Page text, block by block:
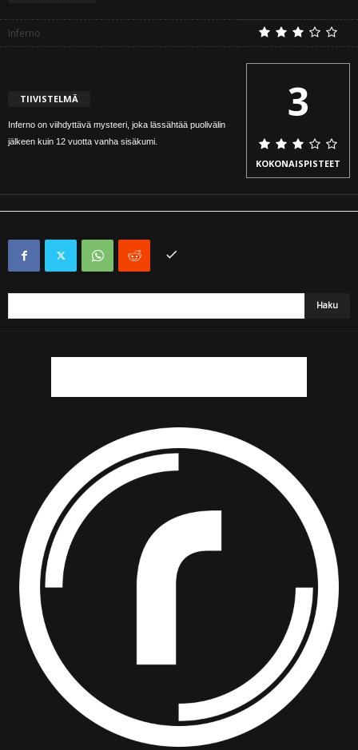
Inferno
TIIVISTELMÄ
Inferno on viihdyttävä mysteeri, joka lässähtää puolivälin
jälkeen kuin 12 vuotta vanha sisäkumi.
3
KOKONAISPISTEET